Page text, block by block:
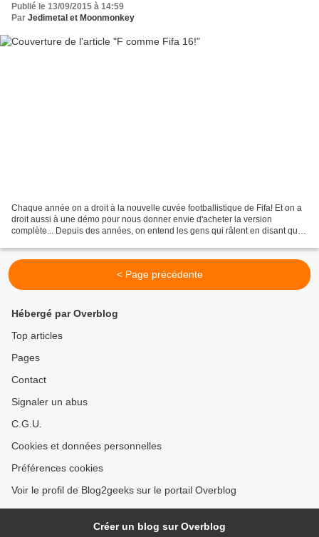
Publié le 13/09/2015 à 14:59
Par Jedimetal et Moonmonkey
Chaque année on a droit à la nouvelle cuvée footballistique de Fifa! Et on a
droit aussi à une démo pour nous donner envie d'acheter la version
complète... Depuis des années, on entend les gens qui râlent en disant que
< Page précédente
Hébergé par Overblog
Top articles
Pages
Contact
Signaler un abus
C.G.U.
Cookies et données personnelles
Préférences cookies
Voir le profil de Blog2geeks sur le portail Overblog
Créer un blog sur Overblog